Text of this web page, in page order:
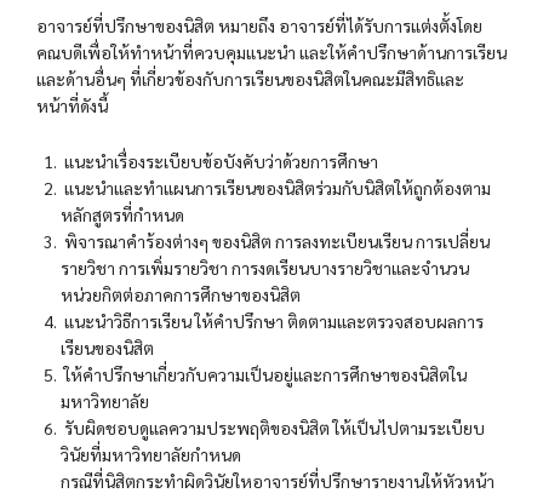
อาจารย์ที่ปรึกษาของนิสิต หมายถึง อาจารย์ที่ได้รับการแต่งตั้งโดย
คณบดีเพื่อให้ทําหน้าที่ควบคุมแนะนํา และให้คำปรึกษาด้านการเรียน
และด้านอื่นๆ ที่เกี่ยวข้องกับการเรียนของนิสิตในคณะมีสิทธิและ
หน้าที่ดังนี้
แนะนําเรื่องระเบียบข้อบังคับว่าด้วยการศึกษา
แนะนําและทําแผนการเรียนของนิสิตร่วมกับนิสิตให้ถูกต้องตาม
หลักสูตรที่กําหนด
พิจารณาคําร้องต่างๆ ของนิสิต การลงทะเบียนเรียน การเปลี่ยน
รายวิชา การเพิ่มรายวิชา การงดเรียนบางรายวิชาและจํานวน
หน่วยกิตต่อภาคการศึกษาของนิสิต
แนะนําวิธีการเรียน ให้คําปรึกษา ติดตามและตรวจสอบผลการ
เรียนของนิสิต
ให้คำปรึกษาเกี่ยวกับความเป็นอยู่และการศึกษาของนิสิตใน
มหาวิทยาลัย
รับผิดชอบดูแลความประพฤติของนิสิต ให้เป็นไปตามระเบียบ
วินัยที่มหาวิทยาลัยกําหนด
กรณีที่นิสิตกระทําผิดวินัยใหอาจารย์ที่ปรึกษารายงานให้หัวหน้า